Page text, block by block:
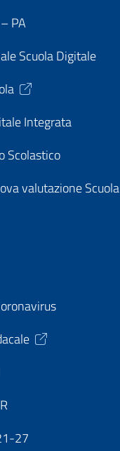
PA
Scuola Digitale
Integrata
Scolastico
valutazione Scuola
27